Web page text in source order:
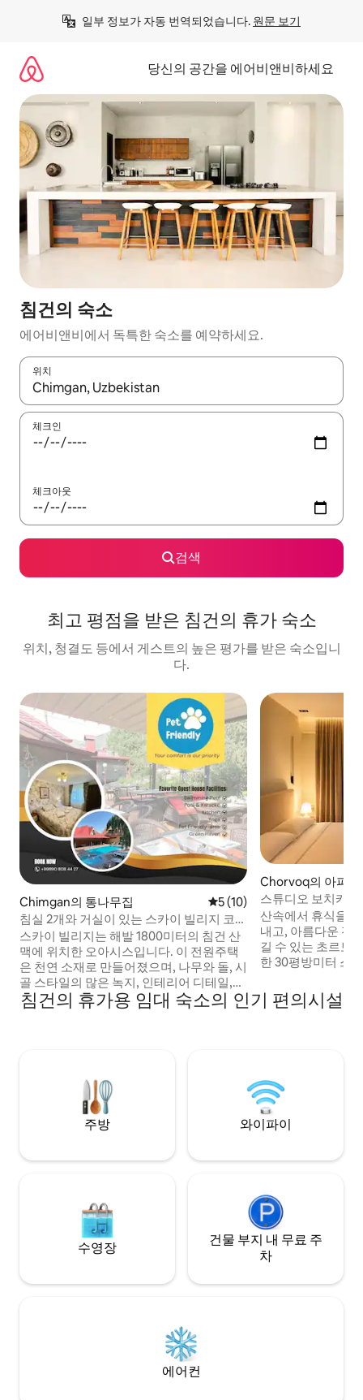
일부 정보가 자동 번역되었습니다. 원문 보기
당신의 공간을 에어비앤비하세요
침건의 숙소
에어비앤비에서 독특한 숙소를 예약하세요.
위치
결과가 나오면 위·아래 화살표 키를 사용하거나 터치 또는 스와이
체크인
체크아웃
검색
최고 평점을 받은 침건의 휴가 숙소
위치, 청결도 등에서 게스트의 높은 평가를 받은 숙소입니
다.
Chimgan의 통나무집 평점 5점(5점 만점), 후기 10
5 (10)
침실 2개와 거실이 있는 스카이 빌리지 코티
지 N1
스카이 빌리지는 해발 1800미터의 침건 산
맥에 위치한 오아시스입니다. 이 전원주택
은 천연 소재로 만들어졌으며, 나무와 돌, 시
골 스타일의 많은 녹지, 인테리어 디테일,🌲
아늑하고 편안한 전원주택 등 자연의 모든
선물을 사용하려고 노력했습니다. 번잡한
therapy # clean air
Chorvoq의 아파트
스튜디오 보치카
Chorvoq
산속에서 휴식을
내고, 아름다운 전
길 수 있는 초르보
한 30평방미터 스튜디오. 현대
대형 더블 베드, 아
어컨, 소형 주방이
트가 있습니다.
침건의 휴가용 임대 숙소의 인기 편의시설
주방 와이파이
수영장
건물 부지 내 무료 주
차
에어컨